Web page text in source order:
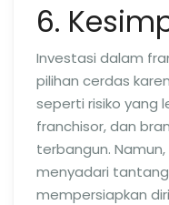
6.
Investasi dalam
pilihan cerdas
seperti risiko yang
franchisor, dan
terbangun.
menyadari
mempersiapkan